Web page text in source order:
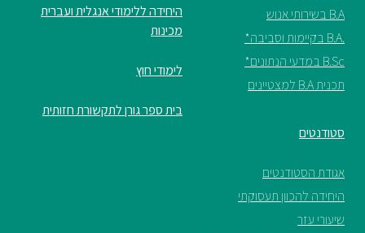
B.A בשירותי אנוש
.B.A בקיימות וסביבה*
B.Sc במדעי הנתונים*
תכנית B.A למצטיינים
היחידה ללימודי אנגלית ועברית
מכינות
לימודי חוץ
בית ספר גורן לתקשורת חזותית
סטודנטים
אגודת הסטודנטים
היחידה להכוון תעסוקתי
שיעורי עזר